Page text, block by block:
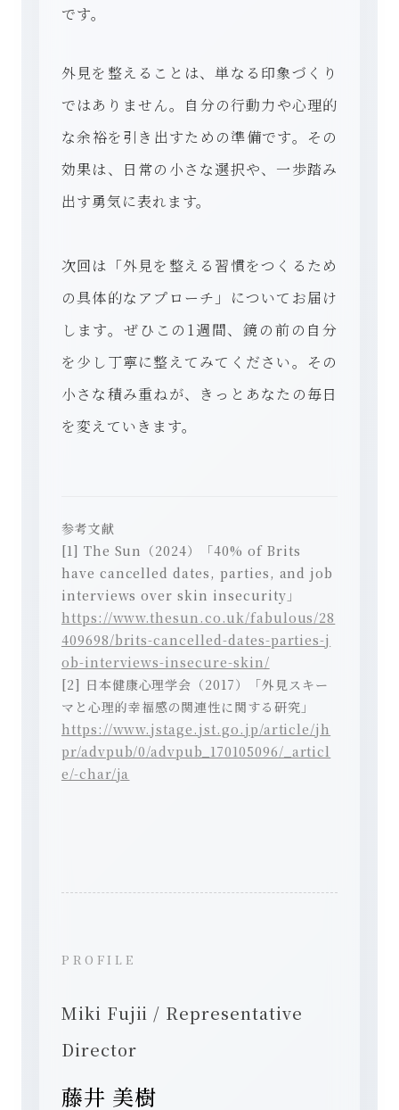
です。
外見を整えることは、単なる印象づくり
ではありません。自分の行動力や心理的
な余裕を引き出すための準備です。その
効果は、日常の小さな選択や、一歩踏み
出す勇気に表れます。
次回は「外見を整える習慣をつくるため
の具体的なアプローチ」についてお届け
します。ぜひこの1週間、鏡の前の自分
を少し丁寧に整えてみてください。その
小さな積み重ねが、きっとあなたの毎日
を変えていきます。
参考文献
[1] The Sun（2024）「40% of Brits
have cancelled dates, parties, and job
interviews over skin insecurity」
https://www.thesun.co.uk/fabulous/28
409698/brits-cancelled-dates-parties-j
ob-interviews-insecure-skin/
[2] 日本健康心理学会（2017）「外見スキー
マと心理的幸福感の関連性に関する研究」
https://www.jstage.jst.go.jp/article/jh
pr/advpub/0/advpub_170105096/_articl
e/-char/ja
PROFILE
Miki Fujii / Representative
Director
藤井 美樹